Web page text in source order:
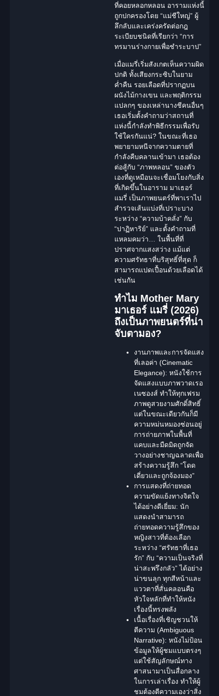
ที่คอยหลอกหลอน อารามแห่งนี้
ถูกปกครองโดย “แม่ชีใหญ่” ผู้
ลึกลับและเคร่งครัดต่อกฎ
ระเบียบชนิดที่เรียกว่า “การ
ทรมานร่างกายเพื่อชำระบาป”
เมื่อแมรี่เริ่มสังเกตเห็นความผิด
ปกติ ทั้งเสียงกระซิบในยาม
ค่ำคืน รอยเลือดที่ปรากฏบน
ผนังไม้กางเขน และพฤติกรรม
แปลกๆ ของเหล่านางชีคนอื่นๆ
เธอเริ่มตั้งคำถามว่าสถานที่
แห่งนี้กำลังทำพิธีกรรมเพื่อรับ
ใช้ใครกันแน่? ในขณะที่เธอ
พยายามหนีจากความตายที่
กำลังคืบคลานเข้ามา เธอต้อง
ต่อสู้กับ “ภาพหลอน” ของตัว
เองที่ดูเหมือนจะเชื่อมโยงกับสิ่ง
ที่เกิดขึ้นในอาราม มาเธอร์
แมรี่ เป็นภาพยนตร์ที่พาเราไป
สำรวจเส้นแบ่งที่เปราะบาง
ระหว่าง “ความบ้าคลั่ง” กับ
“ปาฏิหาริย์” และตั้งคำถามที่
แหลมคมว่า… ในพื้นที่ที่
ปราศจากแสงสว่าง แม้แต่
ความศรัทธาที่บริสุทธิ์ที่สุด ก็
สามารถแปดเปื้อนด้วยเลือดได้
เช่นกัน
ทำไม Mother Mary
มาเธอร์ แมรี่ (2026)
ถึงเป็นภาพยนตร์ที่น่า
จับตามอง?
งานภาพและการจัดแสง
ที่เลอค่า (Cinematic
Elegance): หนังใช้การ
จัดแสงแบบภาพวาดเรอ
เนซองส์ ทำให้ทุกเฟรม
ภาพดูสวยงามศักดิ์สิทธิ์
แต่ในขณะเดียวกันก็มี
ความหม่นหมองซ่อนอยู่
การถ่ายภาพในพื้นที่
แคบและมืดมิดถูกจัด
วางอย่างชาญฉลาดเพื่อ
สร้างความรู้สึก “โดด
เดี่ยวและถูกจ้องมอง”
การแสดงที่ถ่ายทอด
ความขัดแย้งทางจิตใจ
ได้อย่างดีเยี่ยม: นัก
แสดงนำสามารถ
ถ่ายทอดความรู้สึกของ
หญิงสาวที่ต้องเลือก
ระหว่าง “ศรัทธาที่เธอ
รัก” กับ “ความเป็นจริงที่
น่าสะพรึงกลัว” ได้อย่าง
น่าขนลุก ทุกสีหน้าและ
แววตาที่สั่นคลอนคือ
หัวใจหลักที่ทำให้หนัง
เรื่องนี้ทรงพลัง
เนื้อเรื่องที่เชิญชวนให้
ตีความ (Ambiguous
Narrative): หนังไม่ป้อน
ข้อมูลให้ผู้ชมแบบตรงๆ
แต่ใช้สัญลักษณ์ทาง
ศาสนามาเป็นสื่อกลาง
ในการเล่าเรื่อง ทำให้ผู้
ชมต้องตีความเองว่าสิ่ง